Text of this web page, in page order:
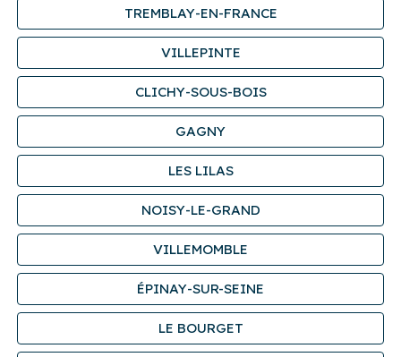
TREMBLAY-EN-FRANCE
VILLEPINTE
CLICHY-SOUS-BOIS
GAGNY
LES LILAS
NOISY-LE-GRAND
VILLEMOMBLE
ÉPINAY-SUR-SEINE
LE BOURGET